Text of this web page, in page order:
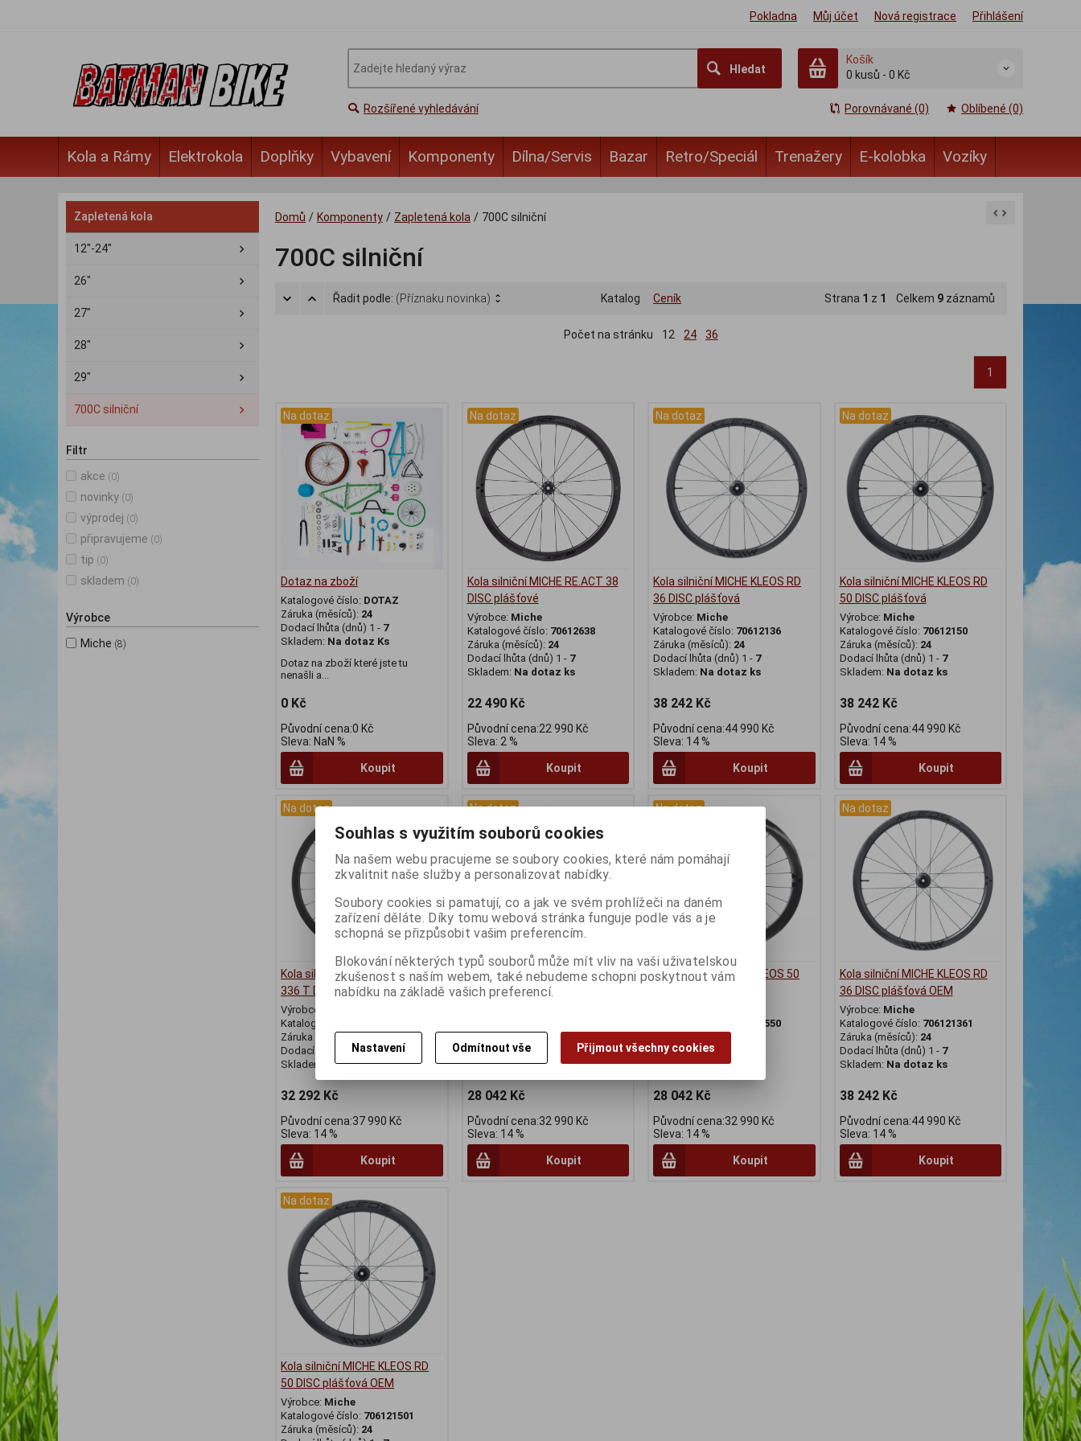
Pokladna Můj účet Nová registrace Přihlášení
Hledat
Košík
0 kusů - 0 Kč
Rozšířené vyhledávání Porovnávané (0) Oblíbené (0)
Kola a Rámy Elektrokola Doplňky Vybavení Komponenty Dílna/Servis Bazar Retro/Speciál Trenažery E-kolobka Vozíky
Zapletená kola
12"-24"
26"
27"
28"
29"
700C silniční
Filtr
akce (0)
novinky (0)
výprodej (0)
připravujeme (0)
tip (0)
skladem (0)
Výrobce
Miche (8)
Domů / Komponenty / Zapletená kola / 700C silniční
700C silniční
Řadit podle: (Příznaku novinka) Katalog Ceník Strana 1 z 1 Celkem 9 záznamů
Počet na stránku 12 24 36
1
Na dotaz
Dotaz na zboží
Katalogové číslo: DOTAZ
Záruka (měsíců): 24
Dodací lhůta (dnů) 1 - 7
Skladem: Na dotaz Ks
Dotaz na zboží které jste tu
nenašli a...
0 Kč
Původní cena:0 Kč
Sleva: NaN %
Koupit
Na dotaz
Kola silniční MICHE RE.ACT 38
DISC plášťové
Výrobce: Miche
Katalogové číslo: 70612638
Záruka (měsíců): 24
Dodací lhůta (dnů) 1 -7
Skladem: Na dotaz ks
22 490 Kč
Původní cena:22 990 Kč
Sleva: 2 %
Koupit
Na dotaz
Kola silniční MICHE KLEOS RD
36 DISC plášťová
Výrobce: Miche
Katalogové číslo: 70612136
Záruka (měsíců): 24
Dodací lhůta (dnů) 1 - 7
Skladem: Na dotaz ks
38 242 Kč
Původní cena:44 990 Kč
Sleva: 14 %
Koupit
Na dotaz
Kola silniční MICHE KLEOS RD
50 DISC plášťová
Výrobce: Miche
Katalogové číslo: 70612150
Záruka (měsíců): 24
Dodací lhůta (dnů) 1 -7
Skladem: Na dotaz ks
38 242 Kč
Původní cena:44 990 Kč
Sleva: 14 %
Koupit
Na dotaz
Kola silniční MICHE SUPERTYPE
336 T DX 36 DISC galuska
Výrobce:
Katalogové číslo:
Záruka (měsíců):
Dodací lhůta (dnů) 1 -7
Skladem:
Na dotaz ks
32 292 Kč
Původní cena:37 990 Kč
Sleva: 14 %
Koupit
Na dotaz
Kola silniční MICHE KLEOS 36
DISC plášťová
Záruka (měsíců):24
Dodací lhůta (dnů) 1 -
Skladem:Na dotaz ks
28 042 Kč
Původní cena:32 990 Kč
Sleva: 14 %
Koupit
Na dotaz
Kola silniční MICHE KLEOS 50
70612550
Záruka (měsíců):
Dodací lhůta (dnů) 1 -
Skladem:Na dotaz ks
28 042 Kč
Původní cena:32 990 Kč
Sleva: 14 %
Koupit
Na dotaz
Kola silniční MICHE KLEOS RD
36 DISC plášťová OEM
Výrobce: Miche
Katalogové číslo: 706121361
Záruka (měsíců): 24
Dodací lhůta (dnů) 1 -7
Skladem: Na dotaz ks
38 242 Kč
Původní cena:44 990 Kč
Sleva: 14 %
Koupit
Na dotaz
Kola silniční MICHE KLEOS RD
50 DISC plášťová OEM
Výrobce: Miche
Katalogové číslo: 706121501
Záruka (měsíců): 24
Souhlas s využitím souborů cookies
Na našem webu pracujeme se soubory cookies, které nám pomáhají
zkvalitnit naše služby a personalizovat nabídky.
Soubory cookies si pamatují, co a jak ve svém prohlížeči na daném
zařízení děláte. Díky tomu webová stránka funguje podle vás a je
schopná se přizpůsobit vašim preferencím.
Blokování některých typů souborů může mít vliv na vaši uživatelskou
zkušenost s naším webem, také nebudeme schopni poskytnout vám
nabídku na základě vašich preferencí.
Nastavení Odmítnout vše Přijmout všechny cookies